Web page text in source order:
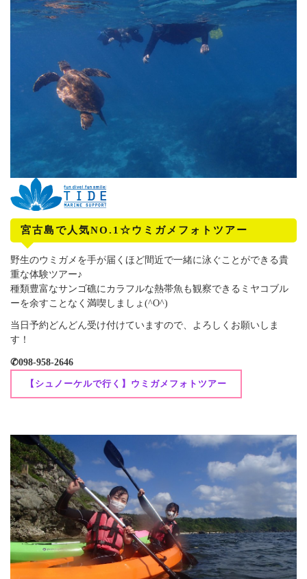
宮古島で人気NO.1☆ウミガメフォトツアー
野生のウミガメを手が届くほど間近で一緒に泳ぐことができる貴
重な体験ツアー♪
種類豊富なサンゴ礁にカラフルな熱帯魚も観察できるミヤコブル
ーを余すことなく満喫しましょ(^O^)
当日予約どんどん受け付けていますので、よろしくお願いしま
す！
✆098-958-2646
【シュノーケルで行く】ウミガメフォトツアー